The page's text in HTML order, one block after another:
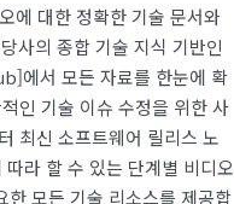
에 대한 정확한 기술 문서와
사의 종합 기술 지식 기반인
에서 모든 자료를 한눈에 확
인 기술 이슈 수정을 위한 사
최신 소프트웨어 릴리스 노
라 할 수 있는 단계별 비디오
한 모든 기술 리소스를 제공합